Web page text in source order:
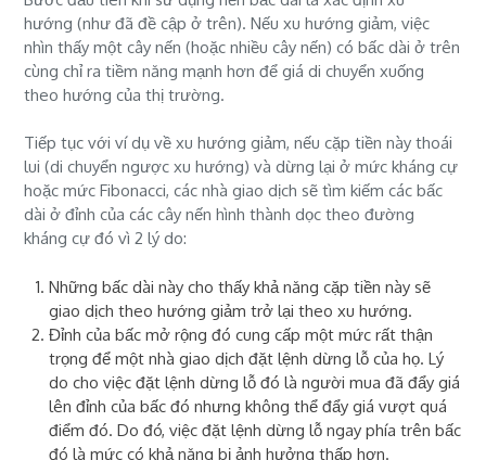
hướng (như đã đề cập ở trên). Nếu xu hướng giảm, việc
nhìn thấy một cây nến (hoặc nhiều cây nến) có bấc dài ở trên
cùng chỉ ra tiềm năng mạnh hơn để giá di chuyển xuống
theo hướng của thị trường.
Tiếp tục với ví dụ về xu hướng giảm, nếu cặp tiền này thoái
lui (di chuyển ngược xu hướng) và dừng lại ở mức kháng cự
hoặcmức Fibonacci, các nhà giao dịch sẽ tìm kiếm các bấc
dài ở đỉnh của các cây nến hình thành dọc theo đường
kháng cự đó vì 2 lý do:
Những bấc dài này cho thấy khả năng cặp tiền này sẽ
giao dịch theo hướng giảm trở lại theo xu hướng.
Đỉnh của bấc mở rộng đó cung cấp một mức rất thận
trọng để một nhà giao dịch đặt lệnh dừng lỗ của họ. Lý
do cho việc đặt lệnh dừng lỗ đó là người mua đã đẩy giá
lên đỉnh của bấc đó nhưng không thể đẩy giá vượt quá
điểm đó. Do đó, việc đặt lệnh dừng lỗ ngay phía trên bấc
đó là mức có khả năng bị ảnh hưởng thấp hơn.